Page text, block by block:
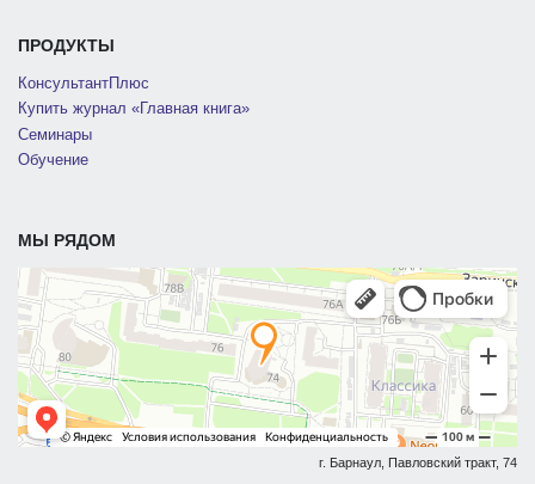
ПРОДУКТЫ
КонсультантПлюс
Купить журнал «Главная книга»
Семинары
Обучение
МЫ РЯДОМ
г. Барнаул, Павловский тракт, 74